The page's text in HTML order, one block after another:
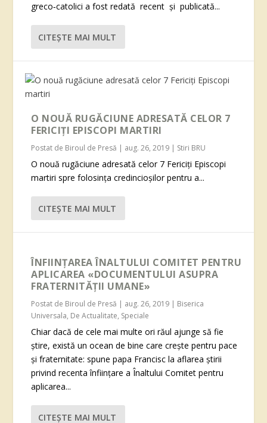
greco‑catolici a fost redată recent şi publicată...
CITEŞTE MAI MULT
O NOUĂ RUGĂCIUNE ADRESATĂ CELOR 7
FERICIȚI EPISCOPI MARTIRI
Postat de Biroul de Presă | aug. 26, 2019 | Stiri BRU
O nouă rugăciune adresată celor 7 Fericiți Episcopi
martiri spre folosința credincioșilor pentru a...
CITEŞTE MAI MULT
ÎNFIINȚAREA ÎNALTULUI COMITET PENTRU
APLICAREA «DOCUMENTULUI ASUPRA
FRATERNITĂȚII UMANE»
Postat de Biroul de Presă | aug. 26, 2019 | Biserica
Universala, De Actualitate, Speciale
Chiar dacă de cele mai multe ori răul ajunge să fie
știre, există un ocean de bine care crește pentru pace
și fraternitate: spune papa Francisc la aflarea știrii
privind recenta înființare a Înaltului Comitet pentru
aplicarea...
CITEŞTE MAI MULT